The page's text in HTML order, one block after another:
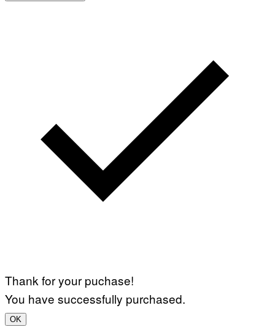
Thank for your puchase!
You have successfully purchased.
OK